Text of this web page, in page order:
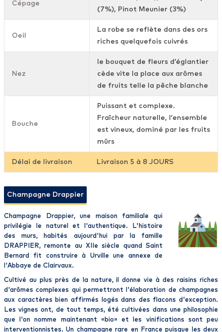
Cépage
(7%), Pinot Meunier (3%)
Oeil
La robe se reflète dans des ors
riches quelquefois cuivrés
Nez
le bouquet de fleurs d’églantier
cède vite la place aux arômes
de fruits telle la pêche blanche
Bouche
Puissant et complexe.
Fraîcheur naturelle, l’ensemble
est vineux, dominé par les fruits
mûrs
Délai de livraison Livraison 5 à 8 JOURS
Champagne Drappier
Champagne Drappier, une maison familiale
qui
privilégie le naturel et l'authentique. L'histoire
des murs, habités aujourd'hui par la famille
DRAPPIER, remonte au XIIe siècle quand Saint
Bernard fit construire à Urville une annexe de
l'Abbaye de Clairvaux.
Cultivé au plus près de la nature, il donne vie à des raisins riches
d'arômes complexes qui permettront l'élaboration de champagnes
aux caractères bien affirmés logés dans des flacons d'exception.
Les vignes ont, de tout temps, été cultivées dans une philosophie
que l'on nomme maintenant « bio» et les vinifications sont peu
interventionnistes.Un champagne rare en France puisque les deux